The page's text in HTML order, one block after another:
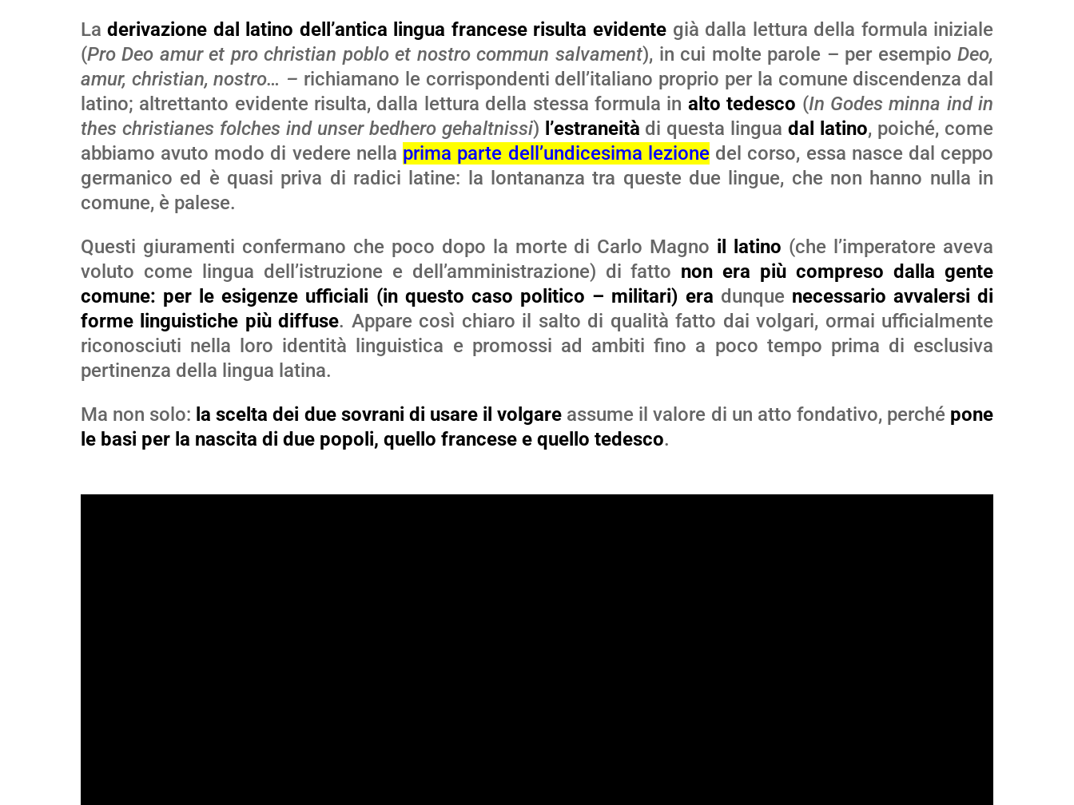
Laderivazione dal latino dell’antica lingua francese risulta evidente già dalla lettura della formula iniziale
(Pro Deo amur et pro christian poblo et nostro commun salvament), in cui molte parole – per esempioDeo,
amur, christian, nostro… – richiamano le corrispondenti dell’italiano proprio per la comune discendenza dal
latino; altrettanto evidente risulta, dalla lettura della stessa formula in alto tedesco (In Godes minna ind in
thes christianes folches ind unser bedhero gehaltnissi) l’estraneità di questa linguadal latino, poiché, come
abbiamo avuto modo di vedere nella prima parte dell’undicesima lezionedel corso, essa nasce dal ceppo
germanico ed è quasi priva di radici latine: la lontananza tra queste due lingue, che non hanno nulla in
comune, è palese.
Questi giuramenti confermano che poco dopo la morte di Carlo Magno il latino (che l’imperatore aveva
voluto come lingua dell’istruzione e dell’amministrazione) di fatto non era più compreso dalla gente
comune: per le esigenze ufficiali (in questo caso politico – militari) era dunque necessario avvalersi di
forme linguistiche più diffuse. Appare così chiaro il salto di qualità fatto dai volgari, ormai ufficialmente
riconosciuti nella loro identità linguistica e promossi ad ambiti fino a poco tempo prima di esclusiva
pertinenza della lingua latina.
Ma non solo: la scelta dei due sovrani di usare il volgare assume il valore di un atto fondativo, perché pone
le basi per la nascita di due popoli, quello francese e quello tedesco.